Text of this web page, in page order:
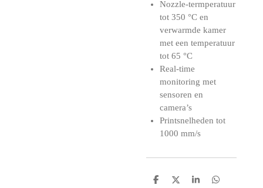
Nozzle-termperatuur
tot 350 °C en
verwarmde kamer
met een temperatuur
tot 65 °C
Real-time
monitoring met
sensoren en
camera’s
Printsnelheden tot
1000 mm/s
D
D
S
D